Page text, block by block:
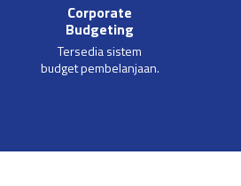
Corporate
Budgeting
Tersedia sistem
budget pembelanjaan.